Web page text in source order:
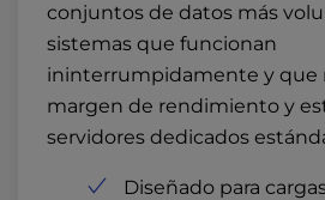
conjuntos de datos más
sistemas que funcionan
ininterrumpidamente y que
margen de rendimiento y
servidores dedicados
Diseñado para